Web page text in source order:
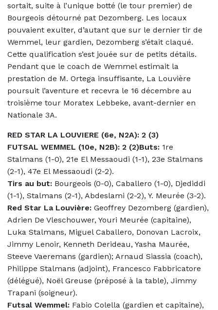
sortait, suite à l’unique botté (le tour premier) de
Bourgeois détourné pat Dezomberg. Les locaux
pouvaient exulter, d’autant que sur le dernier tir de
Wemmel, leur gardien, Dezomberg s’était claqué.
Cette qualification s’est jouée sur de petits détails.
Pendant que le coach de Wemmel estimait la
prestation de M. Ortega insuffisante, La Louvière
poursuit l’aventure et recevra le 16 décembre au
troisième tour Moratex Lebbeke, avant-dernier en
Nationale 3A.
RED STAR LA LOUVIERE (6e, N2A): 2 (3)
FUTSAL WEMMEL (10e, N2B): 2 (2)Buts: 1re
Stalmans (1-0), 21e El Messaoudi (1-1), 23e Stalmans
(2-1), 47e El Messaoudi (2-2).
Tirs au but: Bourgeois (0-0), Caballero (1-0), Djediddi
(1-1), Stalmans (2-1), Abdeslami (2-2), Y. Meurée (3-2).
Red Star La Louvière: Geoffrey Dezomberg (gardien),
Adrien De Vleschouwer, Youri Meurée (capitaine),
Luka Stalmans, Miguel Caballero, Donovan Lacroix,
Jimmy Lenoir, Kenneth Derideau, Yasha Maurée,
Steeve Vaeremans (gardien); Arnaud Siassia (coach),
Philippe Stalmans (adjoint), Francesco Fabbricatore
(délégué), Noël Greuse (préposé à la table), Jimmy
Trapani (soigneur).
Futsal Wemmel: Fabio Colella (gardien et capitaine),